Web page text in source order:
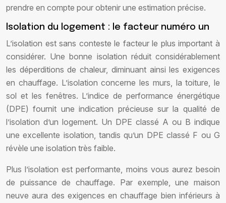
prendre en compte pour obtenir une estimation précise.
Isolation du logement : le facteur numéro un
L’isolation est sans conteste le facteur le plus important à
considérer. Une bonne isolation réduit considérablement
les déperditions de chaleur, diminuant ainsi les exigences
en chauffage. L’isolation concerne les murs, la toiture, le
sol et les fenêtres. L’indice de performance énergétique
(DPE) fournit une indication précieuse sur la qualité de
l’isolation d’un logement. Un DPE classé A ou B indique
une excellente isolation, tandis qu’un DPE classé F ou G
révèle une isolation très faible.
Plus l’isolation est performante, moins vous aurez besoin
de puissance de chauffage. Par exemple, une maison
neuve aura des exigences en chauffage bien inférieurs à